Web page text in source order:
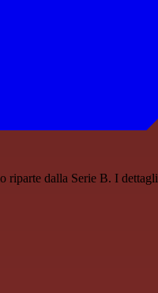
riparte dalla Serie B. I dettagli